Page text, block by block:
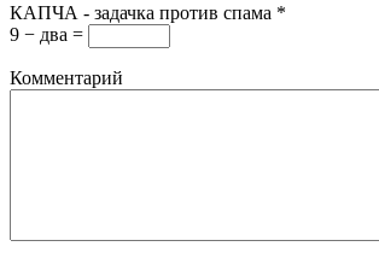
КАПЧА - задачка против спама *
9 − два =
Комментарий